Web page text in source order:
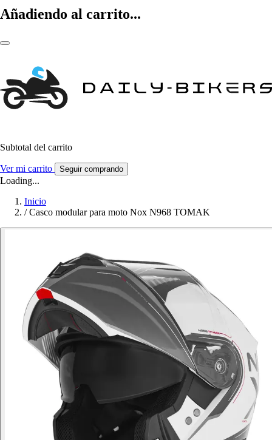
Añadiendo al carrito...
Subtotal del carrito
Ver mi carrito Seguir comprando
Loading...
Inicio
/ Casco modular para moto Nox N968 TOMAK